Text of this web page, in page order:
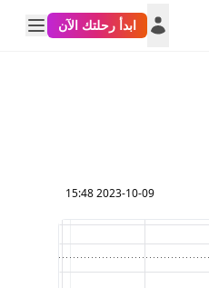
ابدأ رحلتك الآن
2023-10-09 15:48